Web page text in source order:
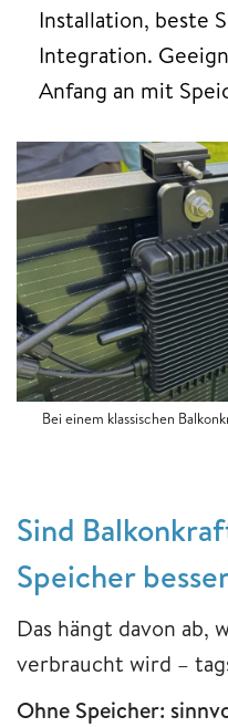
Installation, beste
Integration.
Anfang an mit
Bei einem klassischen
Sind
Speicher
Das hängt davon ab,
verbraucht wird –
Ohne Speicher: